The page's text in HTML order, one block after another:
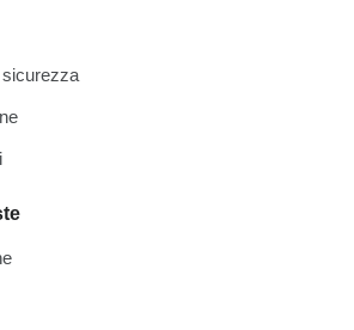
sicurezza